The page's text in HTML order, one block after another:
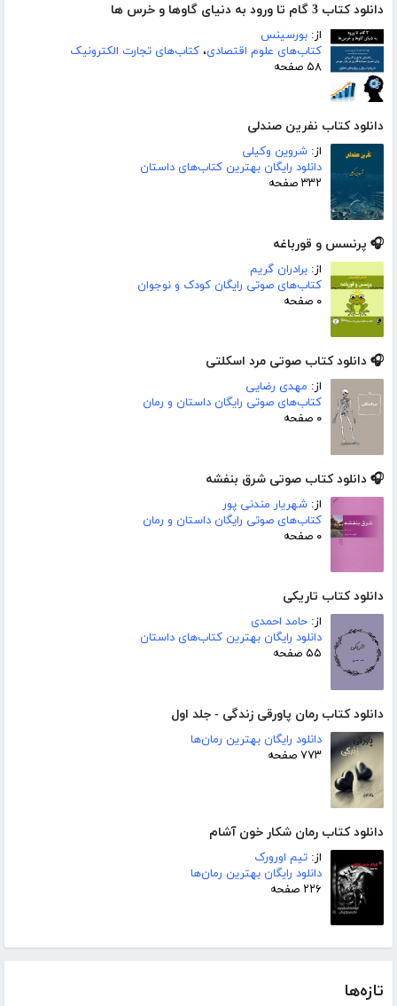
دانلود کتاب 3 گام تا ورود به دنیای گاوها و خرس ها
از: بورسینس
کتاب‌های علوم اقتصادی، کتاب‌های تجارت الکترونیک
۵۸ صفحه
دانلود کتاب نفرین صندلی
از: شروین وکیلی
دانلود رایگان بهترین کتاب‌های داستان
۳۳۲ صفحه
🎧 پرنسس و قورباغه
از: برادران گریم
کتاب‌های صوتی رایگان کودک و نوجوان
۰ صفحه
🎧 دانلود کتاب صوتی مرد اسکلتی
از: مهدی رضایی
کتاب‌های صوتی رایگان داستان و رمان
۰ صفحه
🎧 دانلود کتاب صوتی شرق بنفشه
از: شهریار مندنی پور
کتاب‌های صوتی رایگان داستان و رمان
۰ صفحه
دانلود کتاب تاریکی
از: حامد احمدی
دانلود رایگان بهترین کتاب‌های داستان
۵۵ صفحه
دانلود کتاب رمان پاورقی زندگی - جلد اول
دانلود رایگان بهترین رمان‌ها
۷۷۳ صفحه
دانلود کتاب رمان شکار خون آشام
از: تیم اورورک
دانلود رایگان بهترین رمان‌ها
۲۲۶ صفحه
تازه‌ها